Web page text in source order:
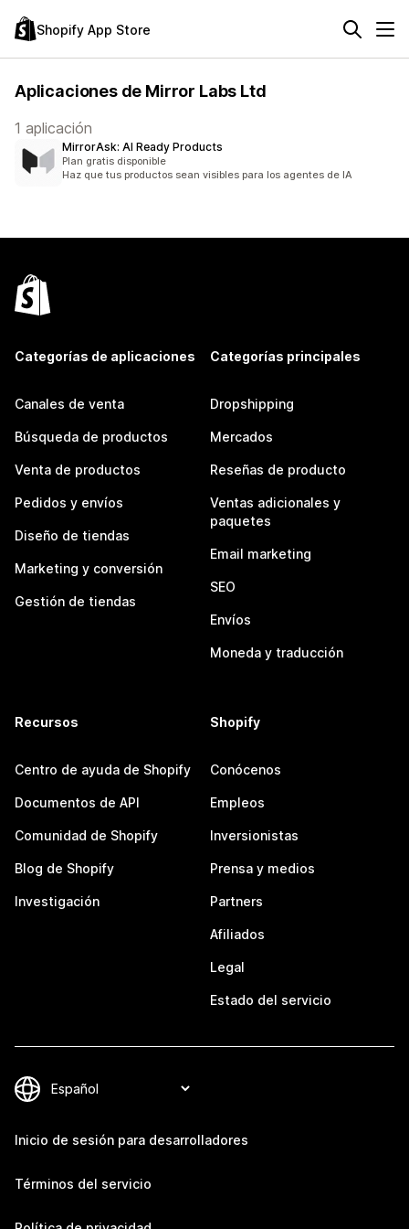
Shopify App Store
Aplicaciones de Mirror Labs Ltd
1 aplicación
MirrorAsk: AI Ready Products
Plan gratis disponible
Haz que tus productos sean visibles para los agentes de IA
Categorías de aplicaciones
Canales de venta
Búsqueda de productos
Venta de productos
Pedidos y envíos
Diseño de tiendas
Marketing y conversión
Gestión de tiendas
Categorías principales
Dropshipping
Mercados
Reseñas de producto
Ventas adicionales y
paquetes
Email marketing
SEO
Envíos
Moneda y traducción
Recursos
Centro de ayuda de Shopify
Documentos de API
Comunidad de Shopify
Blog de Shopify
Investigación
Shopify
Conócenos
Empleos
Inversionistas
Prensa y medios
Partners
Afiliados
Legal
Estado del servicio
Inicio de sesión para desarrolladores
Términos del servicio